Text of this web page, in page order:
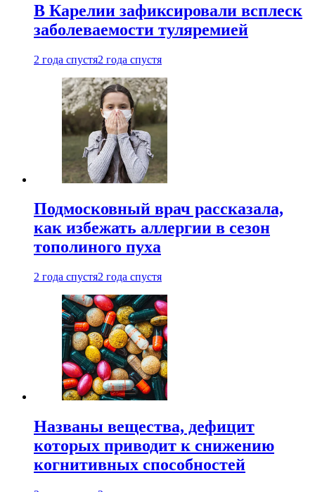
В Карелии зафиксировали всплеск
заболеваемости туляремией
2 года спустя2 года спустя
Подмосковный врач рассказала,
как избежать аллергии в сезон
тополиного пуха
2 года спустя2 года спустя
Названы вещества, дефицит
которых приводит к снижению
когнитивных способностей